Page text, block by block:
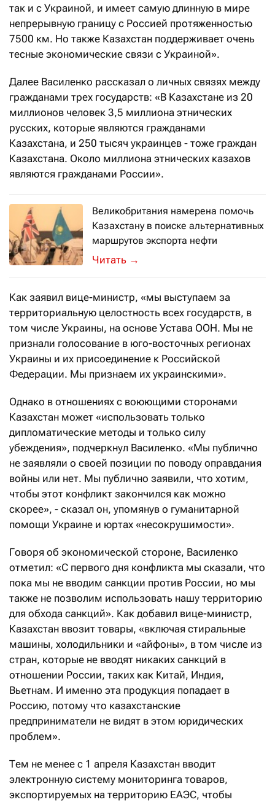
так и с Украиной, и имеет самую длинную в мире
непрерывную границу с Россией протяженностью
7500 км. Но также Казахстан поддерживает очень
тесные экономические связи с Украиной».
Далее Василенко рассказал о личных связях между
гражданами трех государств: «В Казахстане из 20
миллионов человек 3,5 миллиона этнических
русских, которые являются гражданами
Казахстана, и 250 тысяч украинцев - тоже граждан
Казахстана. Около миллиона этнических казахов
являются гражданами России».
Великобритания намерена помочь
Казахстану в поиске альтернативных
маршрутов экспорта нефти
Стороны уже подписали
→
Как заявил вице-министр, «мы выступаем за
территориальную целостность всех государств, в
том числе Украины, на основе Устава ООН. Мы не
признали голосование в юго-восточных регионах
Украины и их присоединение к Российской
Федерации. Мы признаем их украинскими».
Однако в отношениях с воюющими сторонами
Казахстан может «использовать только
дипломатические методы и только силу
убеждения», подчеркнул Василенко. «Мы публично
не заявляли о своей позиции по поводу оправдания
войны или нет. Мы публично заявили, что хотим,
чтобы этот конфликт закончился как можно
скорее», - сказал он, упомянув о гуманитарной
помощи Украине и юртах «несокрушимости».
Говоря об экономической стороне, Василенко
отметил: «С первого дня конфликта мы сказали, что
пока мы не вводим санкции против России, но мы
также не позволим использовать нашу территорию
для обхода санкций». Как добавил вице-министр,
Казахстан ввозит товары, «включая стиральные
машины, холодильники и «айфоны», в том числе из
стран, которые не вводят никаких санкций в
отношении России, таких как Китай, Индия,
Вьетнам. И именно эта продукция попадает в
Россию, потому что казахстанские
предприниматели не видят в этом юридических
проблем».
Тем не менее с 1 апреля Казахстан вводит
электронную систему мониторинга товаров,
экспортируемых на территорию ЕАЭС, чтобы